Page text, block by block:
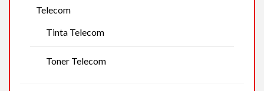
Telecom
Tinta Telecom
Toner Telecom